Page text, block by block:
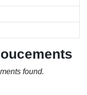
found.